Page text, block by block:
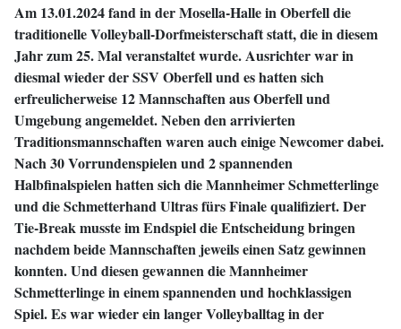
Am 13.01.2024 fand in der Mosella-Halle in Oberfell die
traditionelle Volleyball-Dorfmeisterschaft statt, die in diesem
Jahr zum 25. Mal veranstaltet wurde. Ausrichter war in
diesmal wieder der SSV Oberfell und es hatten sich
erfreulicherweise 12 Mannschaften aus Oberfell und
Umgebung angemeldet. Neben den arrivierten
Traditionsmannschaften waren auch einige Newcomer dabei.
Nach 30 Vorrundenspielen und 2 spannenden
Halbfinalspielen hatten sich die Mannheimer Schmetterlinge
und die Schmetterhand Ultras fürs Finale qualifiziert. Der
Tie-Break musste im Endspiel die Entscheidung bringen
nachdem beide Mannschaften jeweils einen Satz gewinnen
konnten. Und diesen gewannen die Mannheimer
Schmetterlinge in einem spannenden und hochklassigen
Spiel. Es war wieder ein langer Volleyballtag in der